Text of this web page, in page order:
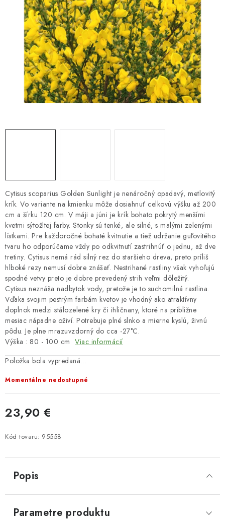
CHÉMIA
KVETINÁČE
DEKORÁCIE
PRIESADY ZELENINY
Cytisus scoparius Golden Sunlight je nenáročný opadavý, metlovitý
krík. Vo variante na kmienku môže dosiahnuť celkovú výšku až 200
cm a šírku 120 cm. V máji a júni je krík bohato pokrytý menšími
kvetmi sýtožltej farby. Stonky sú tenké, ale silné, s malými zelenými
lístkami. Pre každoročné bohaté kvitnutie a tiež udržanie guľovitého
tvaru ho odporúčame vždy po odkvitnutí zastrihnúť o jednu, až dve
tretiny. Cytisus nemá rád silný rez do staršieho dreva, preto príliš
hlboké rezy nemusí dobre znášať. Nestrihané rastliny však vyhoľujú
spodné vetvy preto je dobre prevedený strih veľmi dôležitý.
Cytisus neznáša nadbytok vody, pretože je to suchomilná rastlina.
Vďaka svojim pestrým farbám kvetov je vhodný ako atraktívny
doplnok medzi stálozelené kry či ihličnany, ktoré na približne
mesiac nápadne oživí. Potrebuje plné slnko a mierne kyslú, živnú
pôdu. Je plne mrazuvzdorný do cca -27°C.
Výška : 80 - 100 cm Viac informácií
Položka bola vypredaná…
Momentálne nedostupné
23,90 €
Kód tovaru: 95558
Popis
Parametre produktu